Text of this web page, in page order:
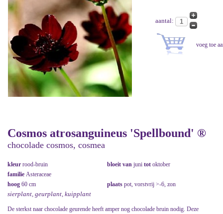
aantal:
Cosmos atrosanguineus 'Spellbound' ®
chocolade cosmos, cosmea
kleur rood-bruin bloeit van juni tot oktober
familie Asteraceae
hoog 60 cm plaats pot, vorstvrij >-6, zon
sierplant, geurplant, kuipplant
De sterkst naar chocolade geurende heeft amper nog chocolade bruin nodig. Deze